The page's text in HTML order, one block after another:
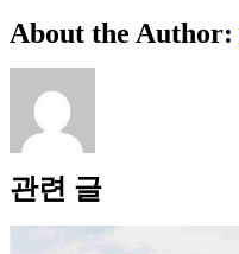
Facebook
X
Reddit
LinkedIn
WhatsApp
Tumblr
Pinterest
Vk
이
About the Author:
관련 글